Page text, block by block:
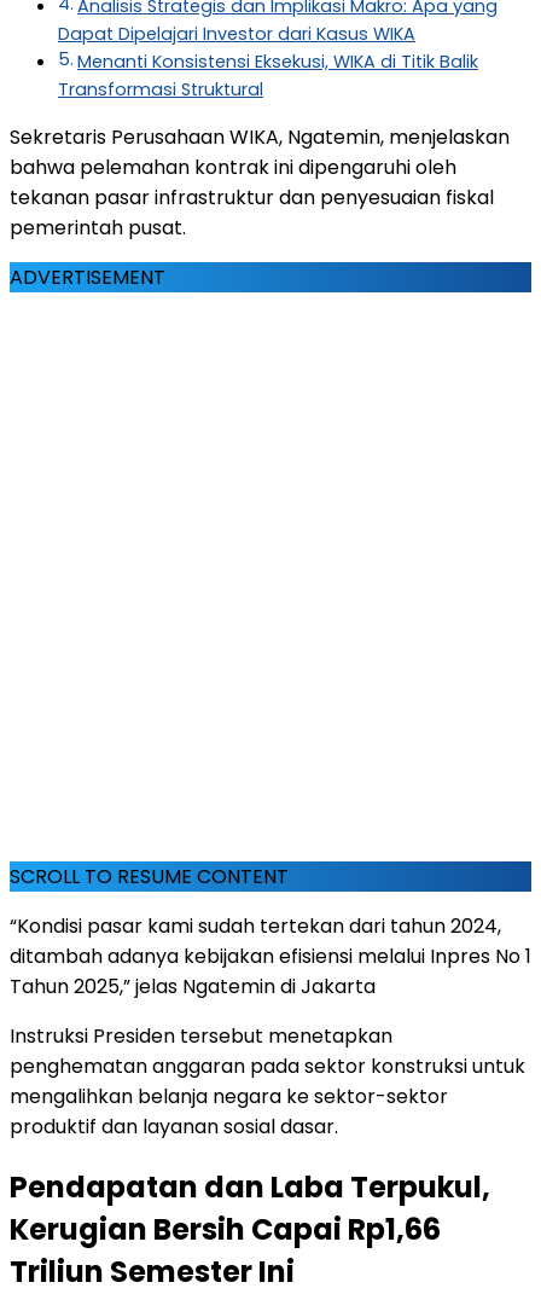
Analisis Strategis dan Implikasi Makro: Apa yang
Dapat Dipelajari Investor dari Kasus WIKA
Menanti Konsistensi Eksekusi, WIKA di Titik Balik
Transformasi Struktural
Sekretaris Perusahaan WIKA, Ngatemin, menjelaskan
bahwa pelemahan kontrak ini dipengaruhi oleh
tekanan pasar infrastruktur dan penyesuaian fiskal
pemerintah pusat.
ADVERTISEMENT
SCROLL TO RESUME CONTENT
“Kondisi pasar kami sudah tertekan dari tahun 2024,
ditambah adanya kebijakan efisiensi melalui Inpres No 1
Tahun 2025,” jelas Ngatemin di Jakarta
Instruksi Presiden tersebut menetapkan
penghematan anggaran pada sektor konstruksi untuk
mengalihkan belanja negara ke sektor-sektor
produktif dan layanan sosial dasar.
Pendapatan dan Laba Terpukul,
Kerugian Bersih Capai Rp1,66
Triliun Semester Ini